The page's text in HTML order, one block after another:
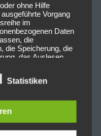
ohne Hilfe
Vorgang
im
Daten
die
die Speicherung, die
das Auslesen,
oder eine andere
Abgleich oder die
Statistiken